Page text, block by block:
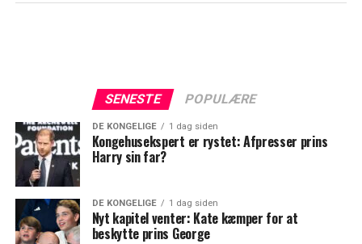
SENESTE POPULÆRE
DE KONGELIGE 1 dag siden
Kongehusekspert er rystet: Afpresser prins
Harry sin far?
DE KONGELIGE 1 dag siden
Nyt kapitel venter: Kate kæmper for at
beskytte prins George